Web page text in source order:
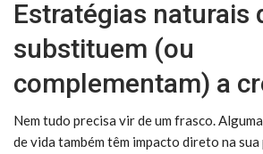
Estratégias naturais
substituem (ou
complementam) a
Nem tudo precisa vir de um frasco.
de vida também têm impacto direto na